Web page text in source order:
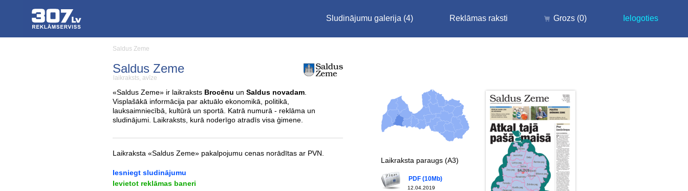
Sludinājumu galerija (4) Reklāmas raksti Grozs (0) Ielogoties
Saldus Zeme
Saldus Zeme
laikraksts, avīze
«Saldus Zeme» ir laikraksts Brocēnu un Saldus novadam
Visplašākā informācija par aktuālo ekonomikā, politikā,
lauksaimniecībā, kultūrā un sportā. Katrā numurā - reklāma un
sludinājumi. Laikraksts, kurā noderīgo atradīs visa ģimene.
Laikraksta «Saldus Zeme» pakalpojumu cenas norādītas ar PVN.
Iesniegt sludinājumu
Ievietot reklāmas baneri
Laikraksta paraugs (A3)
12.04.2019
PDF (10Mb)